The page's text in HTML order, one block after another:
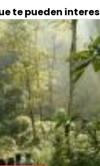
te pueden